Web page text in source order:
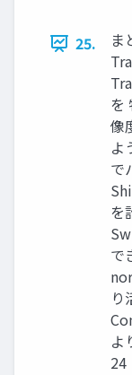
25.
ま
を
像
よ
で
を
で
り
よ
24